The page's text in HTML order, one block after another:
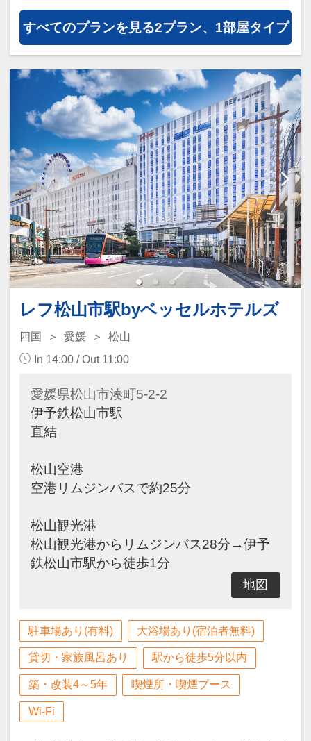
すべてのプランを見る2プラン、1部屋タイプ
レフ松山市駅byベッセルホテルズ
四国 愛媛
松山
In 14:00 / Out 11:00
愛媛県松山市湊町5-2-2
伊予鉄松山市駅
直結
松山空港
空港リムジンバスで約25分
松山観光港
松山観光港からリムジンバス28分→伊予
鉄松山市駅から徒歩1分
地図
駐車場あり(有料) 大浴場あり(宿泊者無料)
貸切・家族風呂あり 駅から徒歩5分以内
築・改装4～5年 喫煙所・喫煙ブース
Wi-Fi